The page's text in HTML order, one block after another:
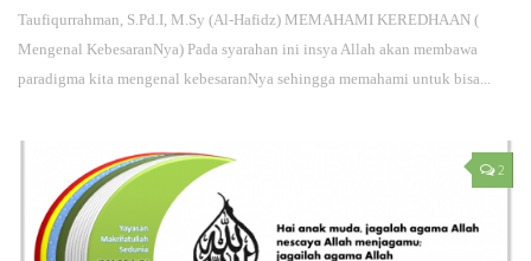
Taufiqurrahman, S.Pd.I, M.Sy (Al-Hafidz) MEMAHAMI KEREDHAAN (
Mengenal KebesaranNya) Pada syarahan ini insya Allah akan membawa
paradigma kita mengenal kebesaranNya sehingga memahami untuk bisa...
2